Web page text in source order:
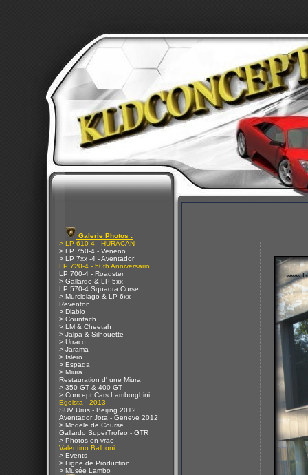
Galerie Photos :
> LP 610-4 - HURACAN
> LP 750-4 - Veneno
> LP 7xx -4 - Aventador
LP 720-4 - 50th Anniversario
LP 700-4 - Roadster
> Gallardo & LP 5xx
LP 570-4 Squadra Corse
> Murcielago & LP 6xx
Reventon
> Diablo
> Countach
> LM & Cheetah
> Jalpa & Silhouette
> Urraco
> Jarama
> Islero
> Espada
> Miura
Restauration d' une Miura
> 350 GT & 400 GT
> Concept Cars Lamborghini
Egoista - 2013
SUV Urus - Beijing 2012
Aventador Jota - Geneve 2012
> Modele de Course
Gallardo SuperTrofeo - GTR
> Photos en vrac
Valentino Balboni
> Events
> Ligne de Production
> Musée Lambo